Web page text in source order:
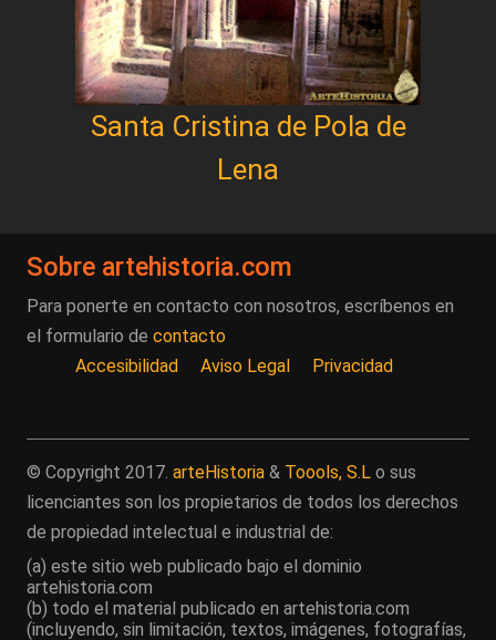
Santa Cristina de Pola de
Lena
Sobre artehistoria.com
Para ponerte en contacto con nosotros, escríbenos en
el formulario de contacto
Accesibilidad
Aviso Legal Privacidad
© Copyright 2017. arteHistoria & Toools, S.L o sus
licenciantes son los propietarios de todos los derechos
de propiedad intelectual e industrial de:
(a) este sitio web publicado bajo el dominio
artehistoria.com
(b) todo el material publicado en artehistoria.com
(incluyendo, sin limitación, textos, imágenes, fotografías,